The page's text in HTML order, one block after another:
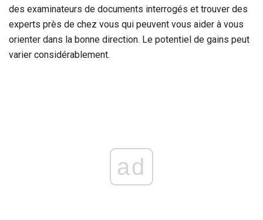
des examinateurs de documents interrogés et trouver des
experts près de chez vous qui peuvent vous aider à vous
orienter dans la bonne direction. Le potentiel de gains peut
varier considérablement.
ad